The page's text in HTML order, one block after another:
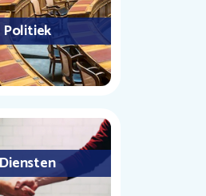
Politiek
Diensten